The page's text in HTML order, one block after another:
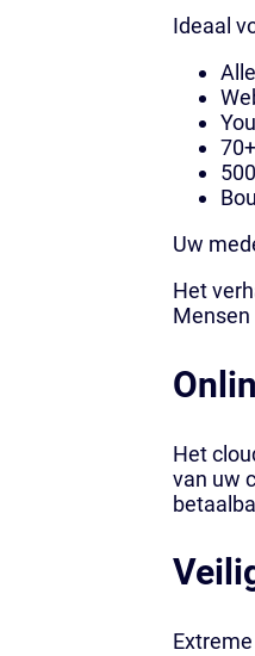
Ideaal
Uw
Het
Mensen
Het
van uw